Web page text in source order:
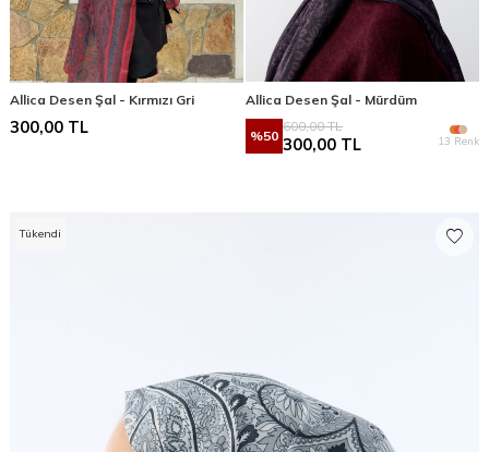
Allica Desen Şal - Kırmızı Gri
300,00 TL
Allica Desen Şal - Mürdüm
%50
600,00TL
300,00 TL 13 Renk
Tükendi